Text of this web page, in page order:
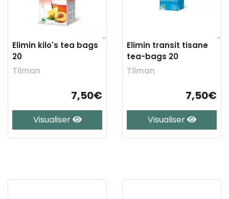
Elimin kilo's tea bags
20
Tilman
7,50€
Visualiser
Elimin transit tisane
tea-bags 20
Tilman
7,50€
Visualiser